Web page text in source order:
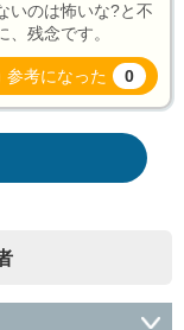
いのは怖いな?と不
残念です。
参考になった 0